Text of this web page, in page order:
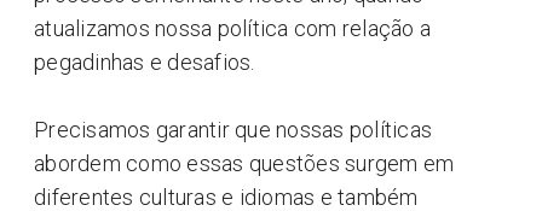
atualizamos nossa política com relação a
pegadinhas e desafios.
Precisamos garantir que nossas políticas
abordem como essas questões surgem em
diferentes culturas e idiomas e também